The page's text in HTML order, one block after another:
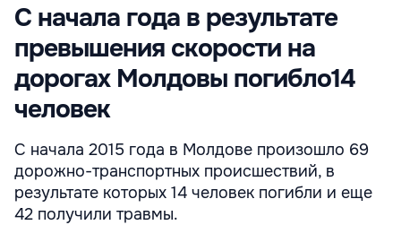
С начала года в результате
превышения скорости на
дорогах Молдовы погибло14
человек
С начала 2015 года в Молдове произошло 69
дорожно-транспортных происшествий, в
результате которых 14 человек погибли и еще
42 получили травмы.